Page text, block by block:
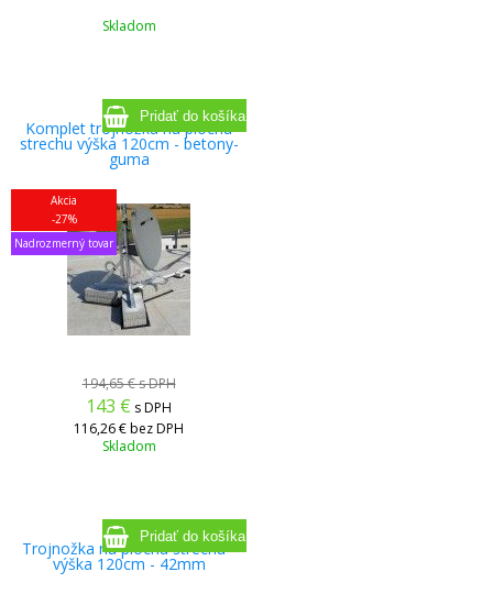
Skladom
Komplet trojnožka na plochú
strechu výška 120cm - betony-
guma
Akcia
-27%
Nadrozmerný tovar
194,65 €s DPH
143 € s DPH
116,26 €bez DPH
Skladom
Trojnožka na plochú strechu -
výška 120cm - 42mm